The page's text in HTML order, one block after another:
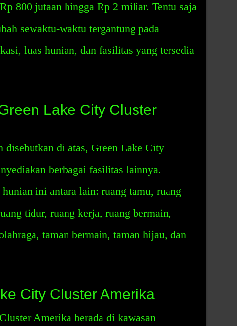
800 jutaan hingga Rp 2 miliar. Tentu saja
sewaktu-waktu tergantung pada
luas hunian, dan fasilitas yang tersedia
Lake City Cluster
disebutkan di atas, Green Lake City
berbagai fasilitas lainnya.
ini antara lain: ruang tamu, ruang
tidur, ruang kerja, ruang bermain,
taman bermain, taman hijau, dan
City Cluster Amerika
Amerika berada di kawasan